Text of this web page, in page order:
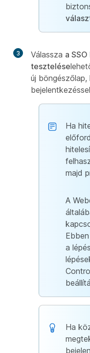
3 Válassza a
tesztelése
új
Ha
majd
A
a
Ha